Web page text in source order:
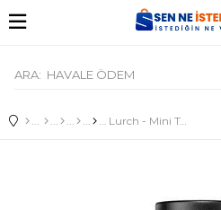
Lurch - Mini Termos 300 ml Mat Siyah, Paslanmaz Çelik - Çift Cidarlı, Sızdırmaz - 270970